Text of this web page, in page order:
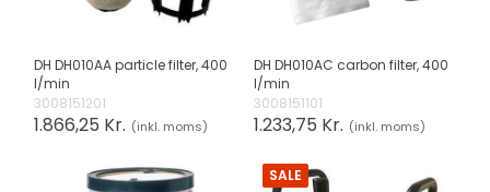
DH DH010AA particle filter, 400
l/min
3008151201
1.866,25 Kr. (inkl. moms)
DH DH010AC carbon filter, 400
l/min
3008151101
1.233,75 Kr. (inkl. moms)
SALE